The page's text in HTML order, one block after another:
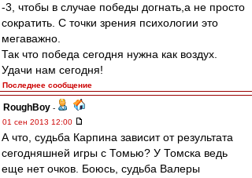
-3, чтобы в случае победы догнать,а не просто
сократить. С точки зрения психологии это
мегаважно.
Так что победа сегодня нужна как воздух.
Удачи нам сегодня!
Последнее сообщение
RoughBoy -
01 сен 2013 12:00
А что, судьба Карпина зависит от результата
сегодняшней игры с Томью? У Томска ведь
еще нет очков. Боюсь, судьба Валеры